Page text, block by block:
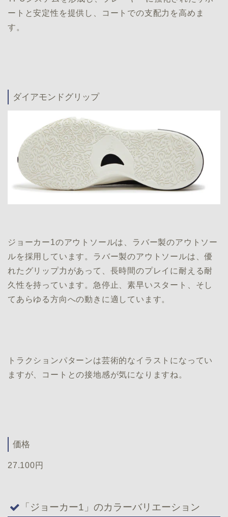
ートと安定性を提供し、コートでの支配力を高めま
す。
ダイアモンドグリップ
ジョーカー1のアウトソールは、ラバー製のアウトソー
ルを採用しています。ラバー製のアウトソールは、優
れたグリップ力があって、長時間のプレイに耐える耐
久性を持っています。急停止、素早いスタート、そし
てあらゆる方向への動きに適しています。
トラクションパターンは芸術的なイラストになってい
ますが、コートとの接地感が気になりますね。
価格
27.100円
「ジョーカー1」のカラーバリエーション